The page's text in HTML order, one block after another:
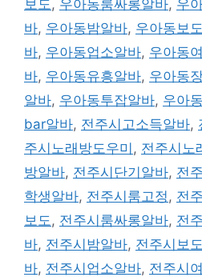
보도, 우아동룸싸롱알바, 우
바, 우아동밤알바, 우아동보
바, 우아동업소알바, 우아동
바, 우아동유흥알바, 우아동
알바, 우아동투잡알바, 우아
bar알바, 전주시고소득알바,
주시노래방도우미 , 전주시노
방알바, 전주시단기알바, 전
학생알바, 전주시룸고정, 전
보도, 전주시룸싸롱알바, 전
바, 전주시밤알바, 전주시보
바, 전주시업소알바, 전주시